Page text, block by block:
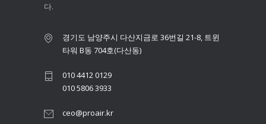
다.
경기도 남양주시 다산지금로 36번길 21-8, 트윈
타워 B동 704호(다산동)
010 4412 0129
010 5806 3933
ceo@proair.kr